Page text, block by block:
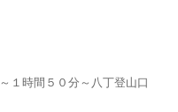
１時間５０分～八丁登山口